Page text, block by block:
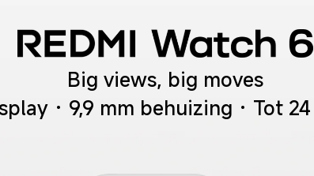
Big views, big moves
· 9,9 mm behuizing · Tot